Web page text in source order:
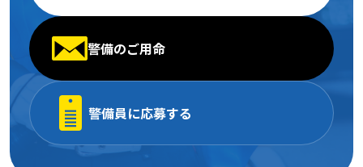
警備のご用命
警備員に応募する